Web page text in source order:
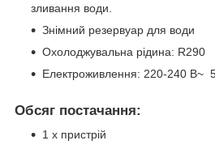
зливання води.
Знімний резервуар для води
Охолоджувальна рідина: R290
Електроживлення: 220-240 В~
Обсяг постачання:
1 х пристрій